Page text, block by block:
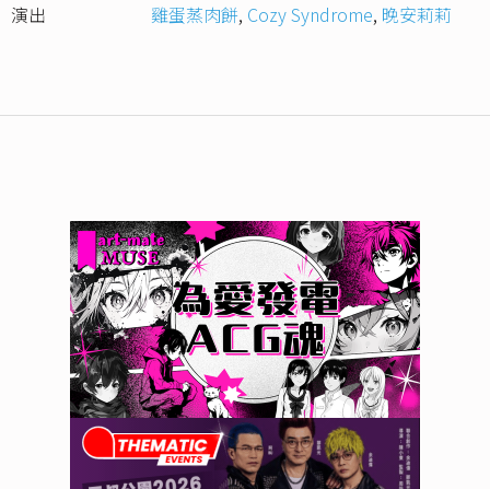
演出
雞蛋蒸肉餅, Cozy Syndrome, 晚安莉莉